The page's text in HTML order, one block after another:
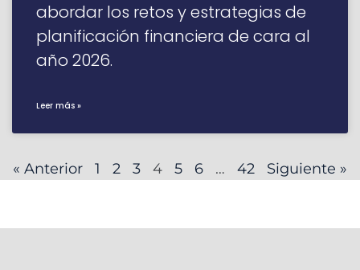
abordar los retos y estrategias de
planificación financiera de cara al
año 2026.
Leer más »
« Anterior 1 2 3 4 5 6 … 42 Siguiente »